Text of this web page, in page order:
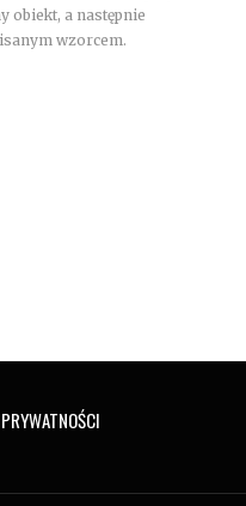
obiekt, a następnie
wzorcem.